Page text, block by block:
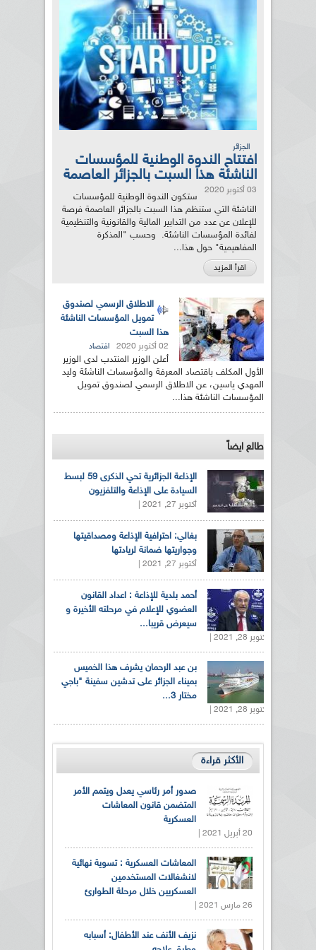
الجزائر
افتتاح الندوة الوطنية للمؤسسات
الناشئة هذا السبت بالجزائر العاصمة
03 أكتوبر 2020
ستكون الندوة الوطنية للمؤسسات
الناشئة التي ستنظم هذا السبت بالجزائر العاصمة فرصة
للإعلان عن عدد من التدابير المالية والقانونية والتنظيمية
لفائدة المؤسسات الناشئة. وحسب "المذكرة
المفاهيمية" حول هذا...
اقرأ المزيد
الاطلاق الرسمي لصندوق
تمويل المؤسسات الناشئة
هذا السبت
02 أكتوبر 2020 اقتصاد
أعلن الوزير المنتدب لدى الوزير
الأول المكلف باقتصاد المعرفة والمؤسسات الناشئة وليد
المهدي ياسين، عن الاطلاق الرسمي لصندوق تمويل
المؤسسات الناشئة هذا...
طالع ايضاً
الإذاعة الجزائرية تحي الذكرى 59 لبسط
السيادة على الإذاعة والتلفزيون
أكتوبر 27, 2021 |
بغالي: احترافية الإذاعة ومصداقيتها
وجواريتها ضمانة لريادتها
أكتوبر 27, 2021 |
أحمد بلدية للإذاعة : اعداد القانون
العضوي للإعلام في مرحلته الأخيرة و
سيعرض قريبا...
أكتوبر 28, 2021 |
بن عبد الرحمان يشرف هذا الخميس
بميناء الجزائر على تدشين سفينة "باجي
مختار 3...
أكتوبر 28, 2021 |
الأكثر قراءة
صدور أمر رئاسي يعدل ويتمم الأمر
المتضمن قانون المعاشات
العسكرية
20 أبريل 2021 |
المعاشات العسكرية : تسوية نهائية
لانشغالات المستخدمين
العسكريين خلال مرحلة الطوارئ
26 مارس 2021 |
نزيف الأنف عند الأطفال: أسبابه